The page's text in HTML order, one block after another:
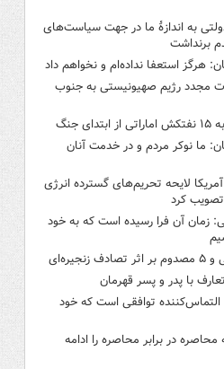
به اندازۀ ما در جهت سیاست‌های
برنداشت
هرگز استعفا نداده‌ام و نخواهم داد
مجدد رژیم صهیونیستی به جنوب
جنگ
ما نوکر مردم و در خدمت آنان
لایحه تحریم‌های گسترده انرژی
کرد
زمان آن فرا رسیده است که به خود
با پدر و پسر قهرمان
التماس‌کننده توافقی است که خود
محاصره در برابر محاصره را ادامه